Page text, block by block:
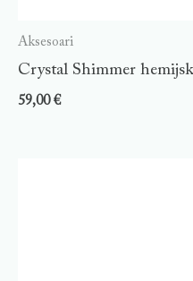
Aksesoari
Crystal Shimmer
59,00€